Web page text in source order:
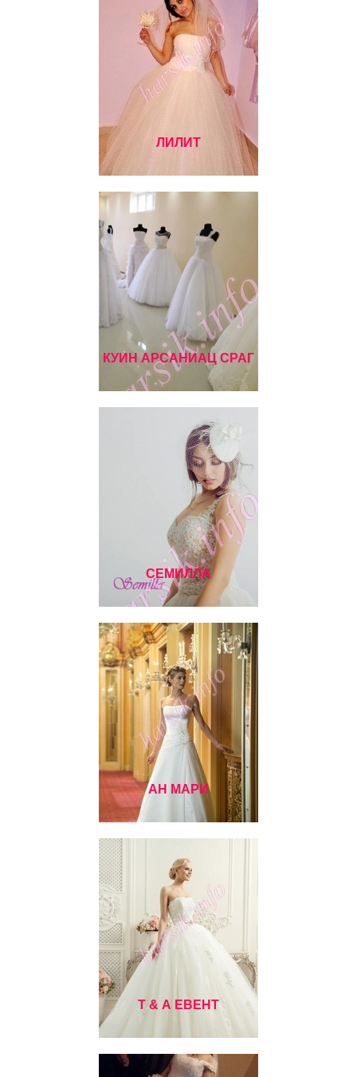
ЛИЛИТ
КУИН АРСАНИАЦ СРАГ
СЕМИЛЛА
АН МАРИ
Т & А ЕВЕНТ